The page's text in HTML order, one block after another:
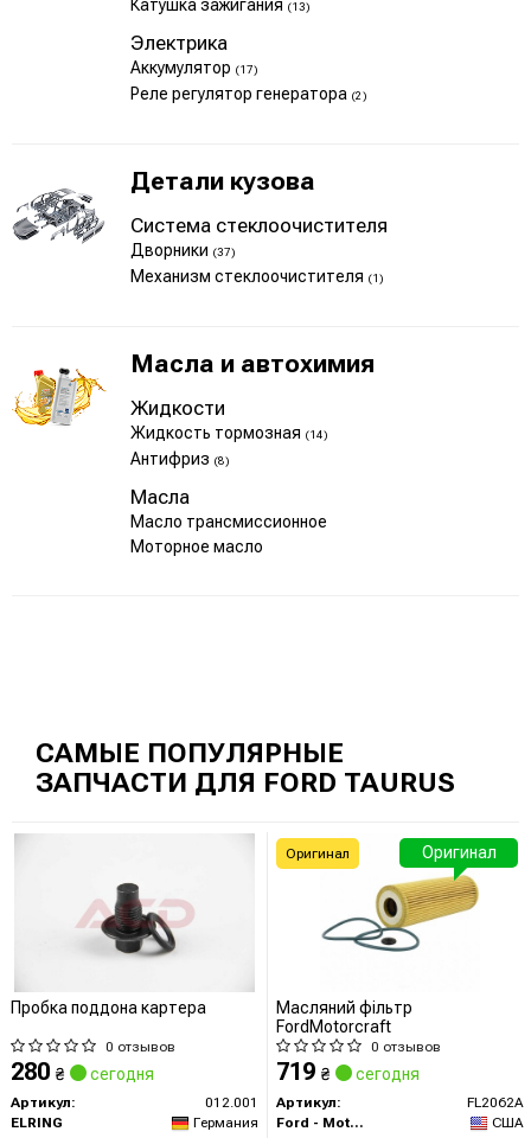
Катушка зажигания (13)
Электрика
Аккумулятор (17)
Реле регулятор генератора (2)
Детали кузова
Система стеклоочистителя
Дворники (37)
Механизм стеклоочистителя (1)
Масла и автохимия
Жидкости
Жидкость тормозная (14)
Антифриз (8)
Масла
Масло трансмиссионное
Моторное масло
САМЫЕ ПОПУЛЯРНЫЕ
ЗАПЧАСТИ ДЛЯ FORD TAURUS
Пробка поддона картера
0 отзывов
280 ₴ сегодня
Артикул:
012.001
ELRING
Германия
Масляний фільтр
FordMotorcraft
0 отзывов
719 ₴ сегодня
Артикул:
FL2062A
Ford - Motorcraft
США
Оригинал
Оригинал